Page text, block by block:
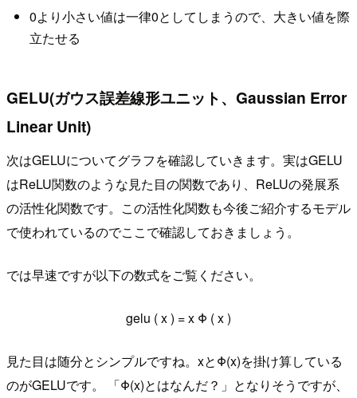
0より小さい値は一律0としてしまうので、大きい値を際
立たせる
GELU(ガウス誤差線形ユニット、Gaussian Error
Linear Unit)
次はGELUについてグラフを確認していきます。実はGELU
はReLU関数のような見た目の関数であり、ReLUの発展系
の活性化関数です。この活性化関数も今後ご紹介するモデル
で使われているのでここで確認しておきましょう。
では早速ですが以下の数式をご覧ください。
gelu (x) =x Φ (x)
見た目は随分とシンプルですね。xとΦ(x)を掛け算している
のがGELUです。 「Φ(x)とはなんだ？」となりそうですが、